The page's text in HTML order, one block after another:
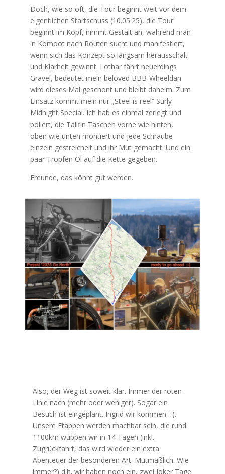
Doch, wie so oft, die Tour beginnt weit vor dem
eigentlichen Startschuss (10.05.25), die Tour
beginnt im Kopf, nimmt Gestalt an, während man
in Komoot nach Routen sucht und manifestiert,
wenn sich das Konzept so langsam herausschält
und Klarheit gewinnt. Lothar fährt neuerdings
Gravel, bedeutet mein beloved BBB-Wheeldan
wird dieses Mal geschont und bleibt daheim. Zum
Einsatz kommt mein nur „Steel is reel“ Surly
Midnight Special. Ich hab es einmal zerlegt und
poliert, die Tailfin Taschen vorne wie hinten,
oben wie unten montiert und jede Schraube
einzeln gestreichelt und ihr Mut gemacht. Und ein
paar Tropfen Öl auf die Kette gegeben.
Freunde, das könnt gut werden.
Also, der Weg ist soweit klar. Immer der roten
Linie nach (mehr oder weniger). Sogar ein
Besuch ist eingeplant. Ingrid wir kommen :-).
Unsere Etappen werden machbar sein, die rund
1100km wuppen wir in 14 Tagen (inkl.
Zugrückfahrt, das wird wieder ein extra
Abenteuer der besonderen Art. Mutmaßlich. Wie
immer?) d.h. wir haben noch ein, zwei Joker Tage